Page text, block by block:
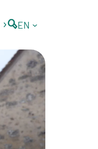
EN